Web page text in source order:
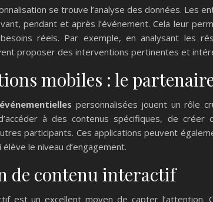
se trouve l’analyse des données. Les
pendant et après l’événement. Cela leur
réels. Par exemple, en analysant les
proposer des interventions pertinentes et
mobiles : le
personnalisées jouent un rôle
à des contenus spécifiques, de créer
participants. Ces applications peuvent
élève le niveau d’engagement.
de contenu interactif
est un excellent moyen de capter l’attention.